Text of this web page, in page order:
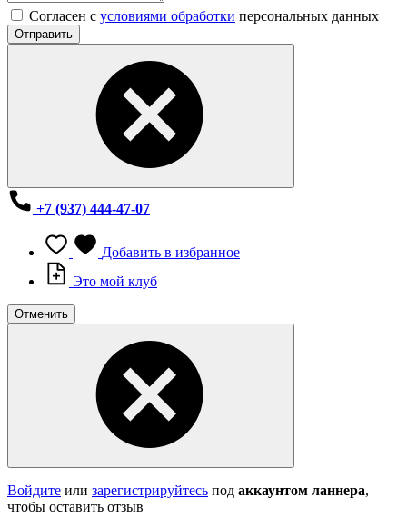
Согласен с условиями обработки персональных данных
Отправить
+7 (937) 444-47-07
Добавить в избранное
Это мой клуб
Отменить
Войдите или зарегистрируйтесь под аккаунтом ланнера,
чтобы оставить отзыв